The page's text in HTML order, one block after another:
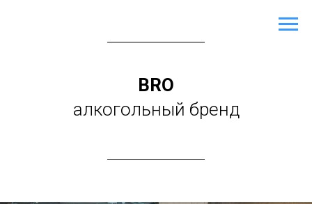
BRO
алкогольный бренд